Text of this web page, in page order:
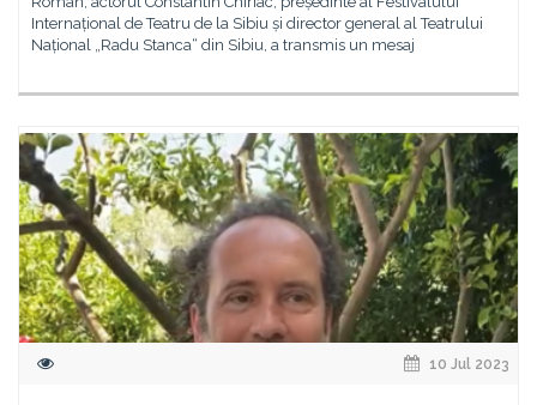
Internațional de Teatru de la Sibiu și director general al Teatrului
Național „Radu Stanca“ din Sibiu, a transmis un mesaj
10 Jul 2023